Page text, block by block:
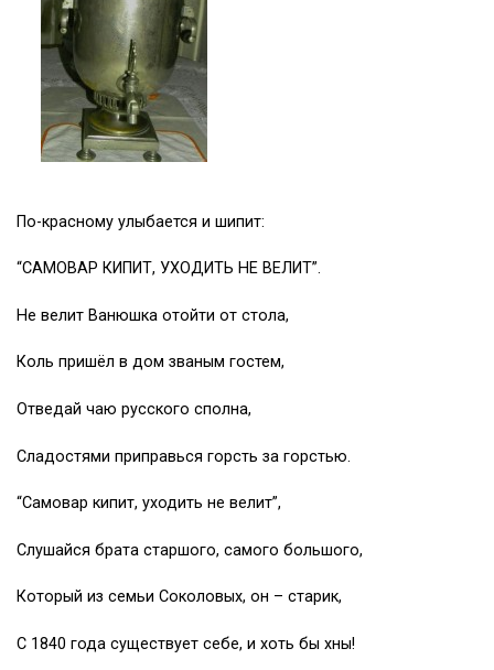
По-красному улыбается и шипит:
“САМОВАР КИПИТ, УХОДИТЬ НЕ ВЕЛИТ”.
Не велит Ванюшка отойти от стола,
Коль пришёл в дом званым гостем,
Отведай чаю русского сполна,
Сладостями приправься горсть за горстью.
“Самовар кипит, уходить не велит”,
Слушайся брата старшого, самого большого,
Который из семьи Соколовых, он – старик,
С 1840 года существует себе, и хоть бы хны!